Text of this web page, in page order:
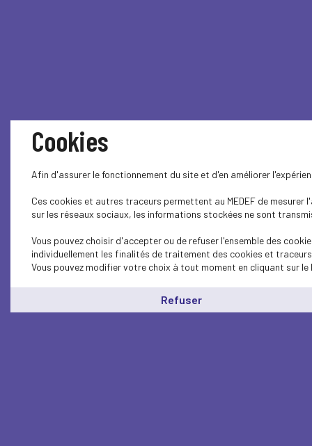
Cookies
Afin d'assurer le fonctionnement du site et d'en améliorer
Ces cookies et autres traceurs permettent au MEDEF de
sur les réseaux sociaux, les informations stockées ne sont
Vous pouvez choisir d'accepter ou de refuser l'ensemble des
individuellement les finalités de traitement des cookies et
Vous pouvez modifier votre choix à tout moment en cliquant sur le
Refuser